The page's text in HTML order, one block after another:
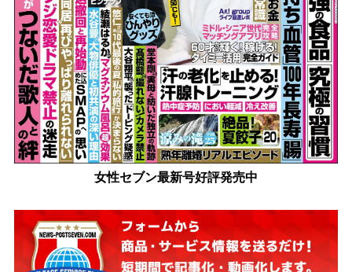
女性セブン最新号好評発売中